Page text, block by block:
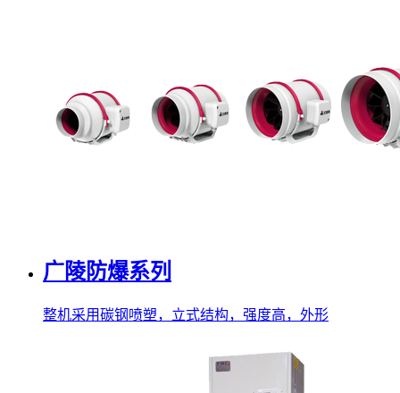
广陵防爆系列
整机采用碳钢喷塑，立式结构，强度高，外形